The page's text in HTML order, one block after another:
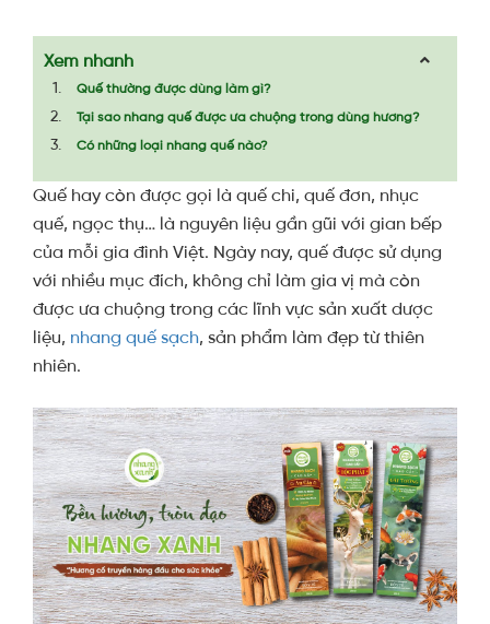
Xem nhanh
Quế thường được dùng làm gì?
Tại sao nhang quế được ưa chuộng trong dùng hương?
Có những loại nhang quế nào?
Quế hay còn được gọi là quế chi, quế đơn, nhục
quế, ngọc thụ… là nguyên liệu gần gũi với gian bếp
của mỗi gia đình Việt. Ngày nay, quế được sử dụng
với nhiều mục đích, không chỉ làm gia vị mà còn
được ưa chuộng trong các lĩnh vực sản xuất dược
liệu, nhang quế sạch, sản phẩm làm đẹp từ thiên
nhiên.